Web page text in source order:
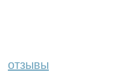
отзывы